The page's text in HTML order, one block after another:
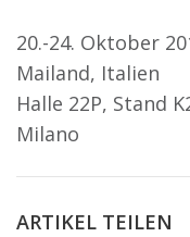
20.-24. Oktober
Mailand, Italien
Halle 22P, Stand
Milano
ARTIKEL TEILEN